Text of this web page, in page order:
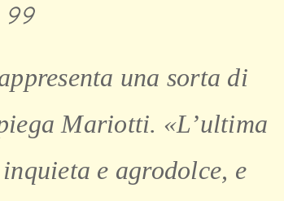
una sorta di
Mariotti. «L’ultima
e agrodolce, e